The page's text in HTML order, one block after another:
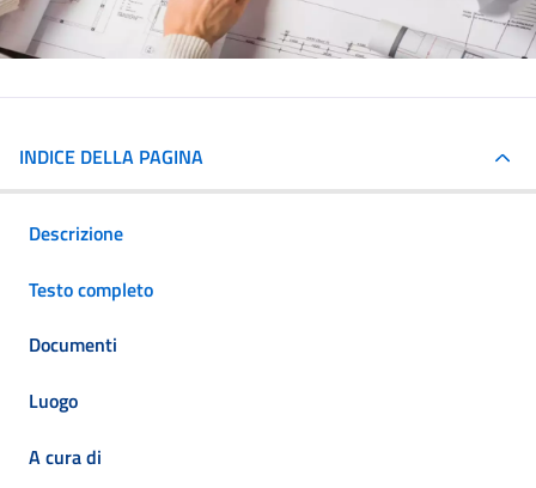
INDICE DELLA PAGINA
Descrizione
Testo completo
Documenti
Luogo
A cura di